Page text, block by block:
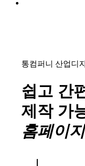
통컴퍼니 산업디
쉽고 간
제작 가
홈페이지